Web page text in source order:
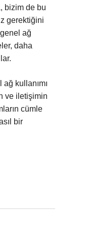
bizim de bu
gerektiğini
ağ
daha
kullanımı
ve iletişimin
cümle
bir